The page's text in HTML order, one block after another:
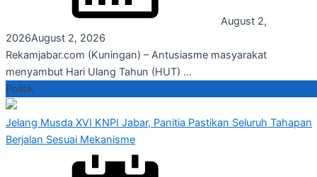
August 2,
2026August 2, 2026
Rekamjabar.com (Kuningan) – Antusiasme masyarakat
menyambut Hari Ulang Tahun (HUT) ...
Politik
Jelang Musda XVI KNPI Jabar, Panitia Pastikan Seluruh Tahapan
Berjalan Sesuai Mekanisme